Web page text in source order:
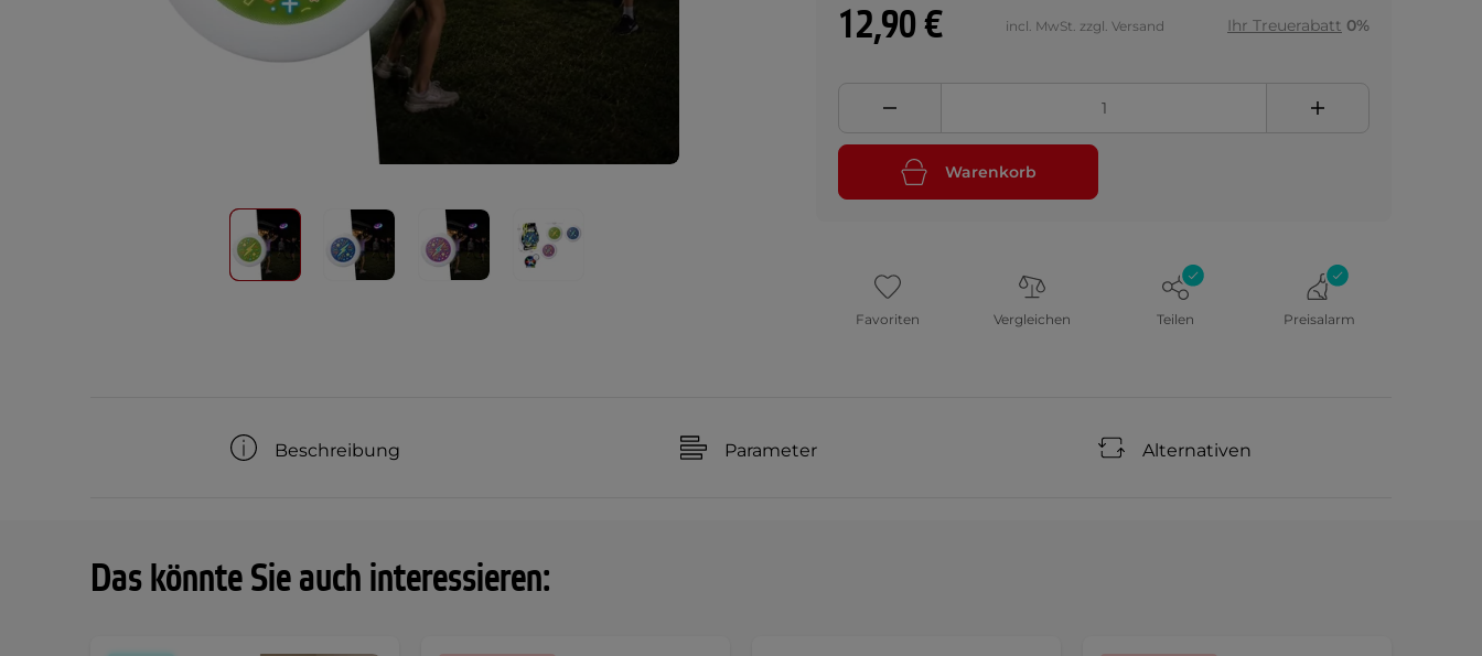
12,90 € incl. MwSt. zzgl. Versand Ihr Treuerabatt 0%
Warenkorb
Favoriten Vergleichen Teilen Preisalarm
Beschreibung Parameter Alternativen
Das könnte Sie auch interessieren: